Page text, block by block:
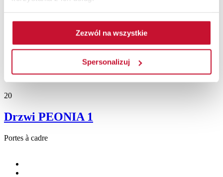
Zezwól na wszystkie
Spersonalizuj
20
Drzwi PEONIA 1
Portes à cadre